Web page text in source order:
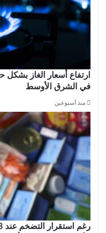
ارتفاع أسعار الغاز بشكل
في الشرق الأوسط
منذ أسبوعين